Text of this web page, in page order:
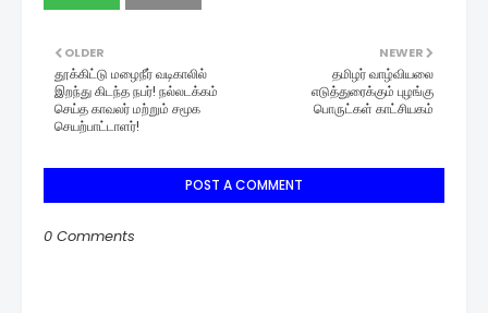
NEWER
தமிழர் வாழ்வியலை
எடுத்துரைக்கும் புழங்கு
பொருட்கள் காட்சியகம்
OLDER
தூக்கிட்டு மழைநீர் வடிகாலில்
இறந்து கிடந்த நபர்! நல்லடக்கம்
செய்த காவலர் மற்றும் சமூக
செயற்பாட்டாளர்!
POST A COMMENT
0 Comments